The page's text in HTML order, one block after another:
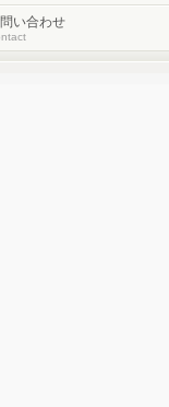
い合わせ